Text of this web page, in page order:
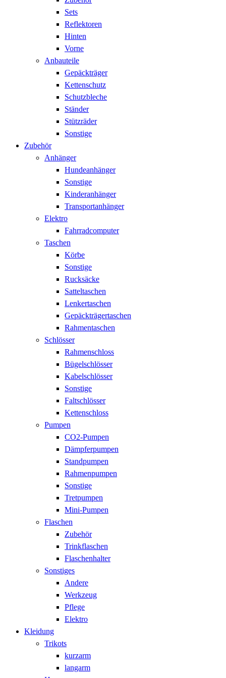
Sets
Reflektoren
Hinten
Vorne
Anbauteile
Gepäckträger
Kettenschutz
Schutzbleche
Ständer
Stützräder
Sonstige
Zubehör
Anhänger
Hundeanhänger
Sonstige
Kinderanhänger
Transportanhänger
Elektro
Fahrradcomputer
Taschen
Körbe
Sonstige
Rucksäcke
Satteltaschen
Lenkertaschen
Gepäckträgertaschen
Rahmentaschen
Schlösser
Rahmenschloss
Bügelschlösser
Kabelschlösser
Sonstige
Faltschlösser
Kettenschloss
Pumpen
CO2-Pumpen
Dämpferpumpen
Standpumpen
Rahmenpumpen
Sonstige
Tretpumpen
Mini-Pumpen
Flaschen
Zubehör
Trinkflaschen
Flaschenhalter
Sonstiges
Andere
Werkzeug
Pflege
Elektro
Kleidung
Trikots
kurzarm
langarm